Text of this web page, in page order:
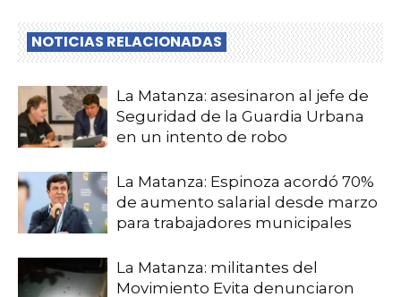
NOTICIAS RELACIONADAS
La Matanza: asesinaron al jefe de
Seguridad de la Guardia Urbana
en un intento de robo
La Matanza: Espinoza acordó 70%
de aumento salarial desde marzo
para trabajadores municipales
La Matanza: militantes del
Movimiento Evita denunciaron